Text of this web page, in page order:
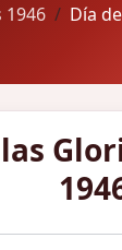
1946 Día